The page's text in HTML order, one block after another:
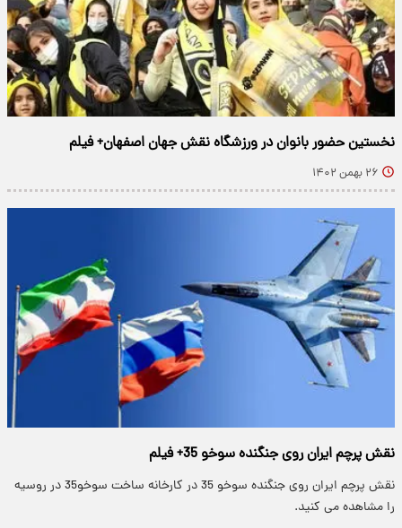
نخستین حضور بانوان در ورزشگاه نقش جهان اصفهان+ فیلم
۲۶ بهمن ۱۴۰۲
نقش پرچم ایران روی جنگنده سوخو 35+ فیلم
نقش پرچم ایران روی جنگنده سوخو 35 در کارخانه ساخت سوخو35 در روسیه
را مشاهده می کنید.